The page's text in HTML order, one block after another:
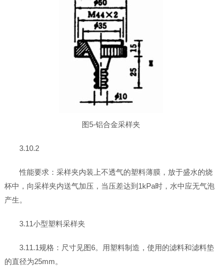
图5-铝合金采样夹
3.10.2
性能要求：采样夹内装上不透气的塑料薄膜，放于盛水的烧
杯中，向采样夹内送气加压，当压差达到1kPa时，水中应无气泡
产生。
3.11小型塑料采样夹
3.11.1规格：尺寸见图6。用塑料制造，使用的滤料和滤料垫
的直径为25mm。